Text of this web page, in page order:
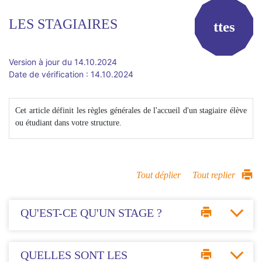
LES STAGIAIRES ttes
Version à jour du 14.10.2024
Date de vérification : 14.10.2024
Cet article définit les règles générales de l'accueil d'un stagiaire élève
ou étudiant dans votre structure.
Tout déplier Tout replier
QU'EST-CE QU'UN STAGE ?
QUELLES SONT LES